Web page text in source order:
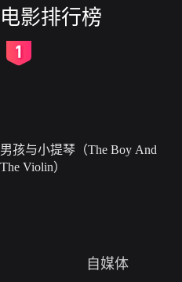
电影排行榜
男孩与小提琴（The Boy And
The Violin）
自媒体